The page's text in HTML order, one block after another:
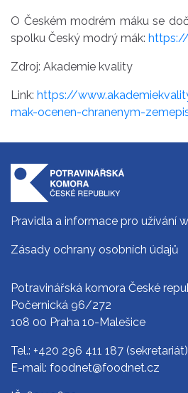
O Českém modrém máku se
spolku Český modrý mák:
Zdroj: Akademie kvality
Link: https://
mak-ocenen-chranenym-
Pravidla a informace pro užívání
Zásady ochrany osobních údajů
Potravinářská komora České
Počernická 96/272
108 00 Praha 10-Malešice
Tel.: +420 296 411 187 (sekretariát)
E-mail: foodnet@foodnet.cz